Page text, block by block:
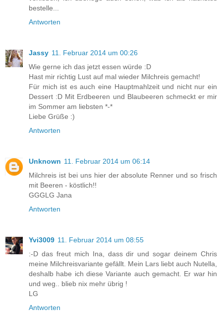
bestelle...
Antworten
Jassy 11. Februar 2014 um 00:26
Wie gerne ich das jetzt essen würde :D
Hast mir richtig Lust auf mal wieder Milchreis gemacht!
Für mich ist es auch eine Hauptmahlzeit und nicht nur ein
Dessert :D Mit Erdbeeren und Blaubeeren schmeckt er mir
im Sommer am liebsten *-*
Liebe Grüße :)
Antworten
Unknown 11. Februar 2014 um 06:14
Milchreis ist bei uns hier der absolute Renner und so frisch
mit Beeren - köstlich!!
GGGLG Jana
Antworten
Yvi3009 11. Februar 2014 um 08:55
:-D das freut mich Ina, dass dir und sogar deinem Chris
meine Milchreisvariante gefällt. Mein Lars liebt auch Nutella,
deshalb habe ich diese Variante auch gemacht. Er war hin
und weg.. blieb nix mehr übrig !
LG
Antworten